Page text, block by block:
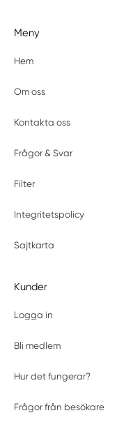
Meny
Hem
Om oss
Kontakta oss
Frågor & Svar
Filter
Integritetspolicy
Sajtkarta
Kunder
Logga in
Bli medlem
Hur det fungerar?
Frågor från besökare